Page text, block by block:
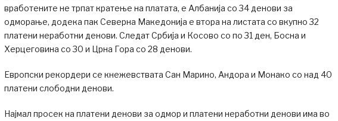
вработените не трпат кратење на платата, е Албанија со 34 денови за
одморање, додека пак Северна Македонија е втора на листата со вкупно 32
платени неработни денови. Следат Србија и Косово со по 31 ден, Босна и
Херцеговина со 30 и Црна Гора со 28 денови.
Европски рекордери се кнежевствата Сан Марино, Андора и Монако со над 40
платени слободни денови.
Најмал просек на платени денови за одмор и платени неработни денови има во